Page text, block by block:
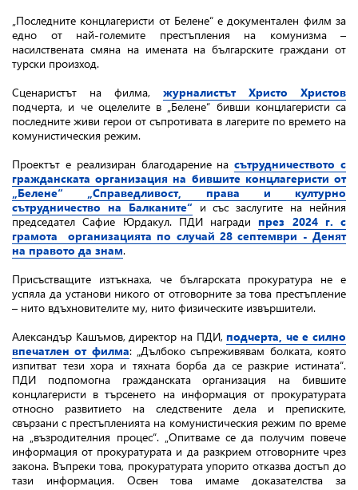
„Последните концлагеристи от Белене“ е документален филм за
едно от най-големите престъпления на комунизма –
насилствената смяна на имената на българските граждани от
турски произход.
Сценаристът на филма, журналистът Христо Христов
подчерта, и че оцелелите в „Белене“ бивши концлагеристи са
последните живи герои от съпротивата в лагерите по времето на
комунистическия режим.
Проектът е реализиран благодарение насътрудничеството с
гражданската организация на бившите концлагеристи от
„Белене“ „Справедливост, права и културно
сътрудничество на Балканите“ и със заслугите на нейния
председател Сафие Юрдакул. ПДИ наградипрез 2024 г. с
грамота организацията по случай 28 септември - Денят
на правото да знам.
Присъстващите изтъкнаха, че българската прокуратура не е
успяла да установи никого от отговорните за това престъпление
– нито вдъхновителите му, нито физическите извършители.
Александър Кашъмов, директор на ПДИ,подчерта, че е силно
впечатлен от филма: „Дълбоко съпреживявам болката, която
изпитват тези хора и тяхната борба да се разкрие истината“.
ПДИ подпомогна гражданската организация на бившите
концлагеристи в търсенето на информация от прокуратурата
относно развитието на следствените дела и преписките,
свързани с престъпленията на комунистическия режим по време
на „възродителния процес“. „Опитваме се да получим повече
информация от прокуратурата и да разкрием отговорните чрез
закона. Въпреки това, прокуратурата упорито отказва достъп до
тази информация. Освен това имаме доказателства за